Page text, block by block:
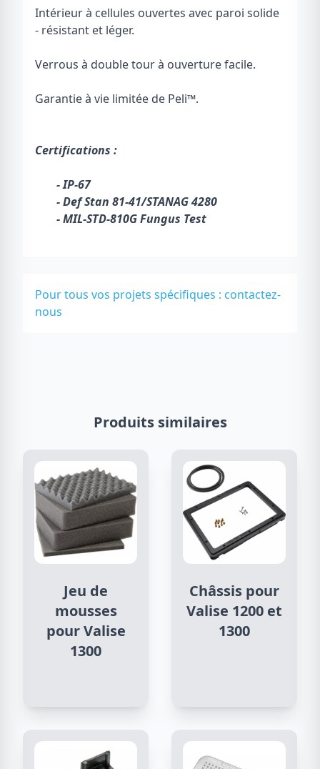
Intérieur à cellules ouvertes avec paroi solide
- résistant et léger.
Verrous à double tour à ouverture facile.
Garantie à vie limitée de Peli™.
Certifications :
- IP-67
- Def Stan 81-41/STANAG 4280
- MIL-STD-810G Fungus Test
Pour tous vos projets spécifiques : contactez-
nous
Produits similaires
Jeu de
mousses
pour Valise
1300
Châssis pour
Valise 1200 et
1300